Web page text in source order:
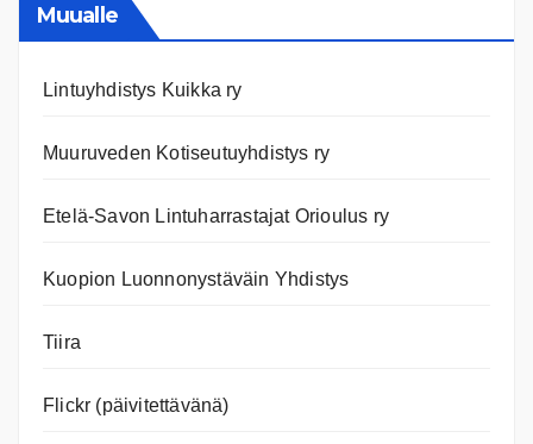
Muualle
Lintuyhdistys Kuikka ry
Muuruveden Kotiseutuyhdistys ry
Etelä-Savon Lintuharrastajat Orioulus ry
Kuopion Luonnonystäväin Yhdistys
Tiira
Flickr (päivitettävänä)